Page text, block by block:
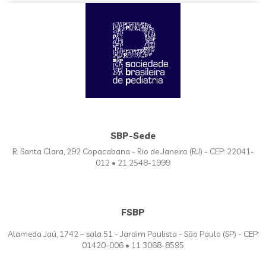
SBP-Sede
R. Santa Clara, 292 Copacabana - Rio de Janeiro (RJ) - CEP: 22041-
012 • 21 2548-1999
FSBP
Alameda Jaú, 1742 – sala 51 - Jardim Paulista - São Paulo (SP) - CEP:
01420-006 • 11 3068-8595